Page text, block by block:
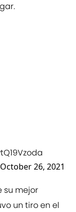
October 26, 2021
su mejor
un tiro en el